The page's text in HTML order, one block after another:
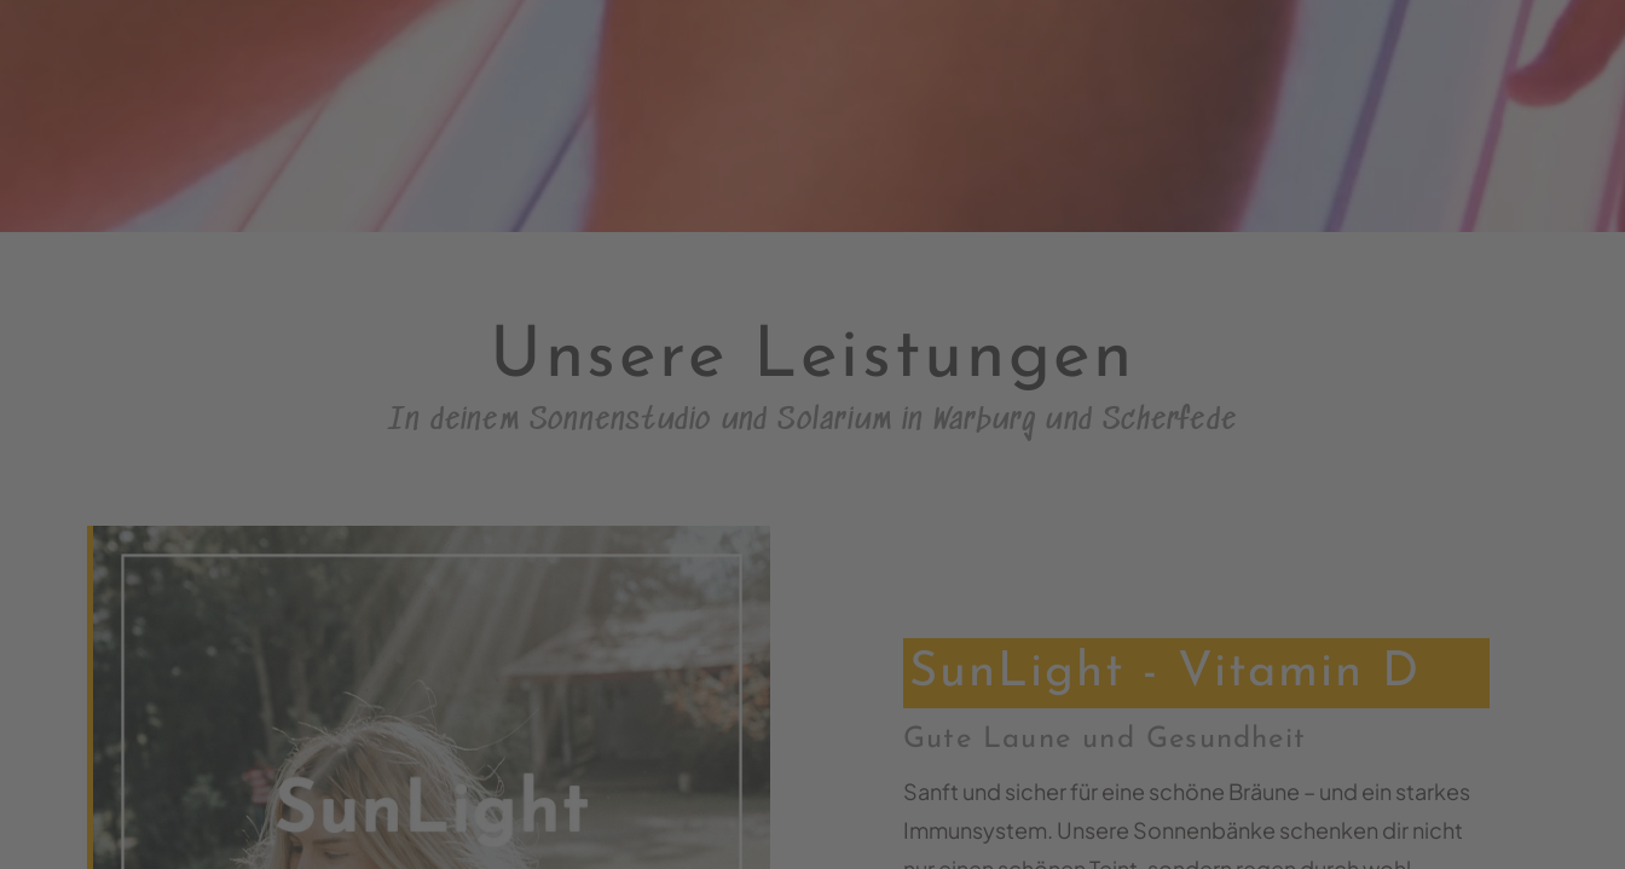
Unsere Leistungen
In deinem Sonnenstudio und Solarium in Warburg und Scherfede
SunLight - Vitamin D
Gute Laune und Gesundheit
Sanft und sicher für eine schöne Bräune – und ein starkes
Immunsystem. Unsere Sonnenbänke schenken dir nicht